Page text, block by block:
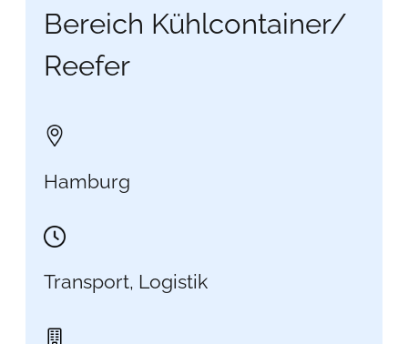
Bereich Kühlcontainer/
Reefer
Hamburg
Transport, Logistik